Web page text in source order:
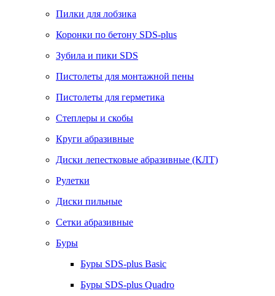
Пилки для лобзика
Коронки по бетону SDS-plus
Зубила и пики SDS
Пистолеты для монтажной пены
Пистолеты для герметика
Степлеры и скобы
Круги абразивные
Диски лепестковые абразивные (КЛТ)
Рулетки
Диски пильные
Сетки абразивные
Буры
Буры SDS-plus Basic
Буры SDS-plus Quadro